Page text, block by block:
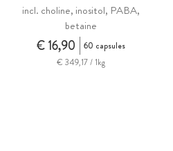
incl. choline, inositol, PABA,
betaine
€ 16,90
60 capsules
€ 349,17 / 1kg